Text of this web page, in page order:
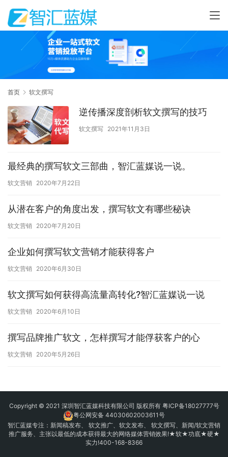
首页 软文撰写
逆传播深度剖析软文撰写的技巧
软文撰写 2021年11月3日
最经典的撰写软文三部曲，智汇蓝媒说一说。
软文营销 2020年7月22日
从潜在客户的角度出发，撰写软文有哪些秘诀
软文营销 2020年7月20日
企业如何撰写软文营销才能获得客户
软文营销 2020年6月30日
软文撰写如何获得高流量高转化?智汇蓝媒说一说
软文营销 2020年6月10日
撰写品牌推广软文，怎样撰写才能俘获客户的心
软文营销 2020年5月26日
Copyright © 2021 深圳智汇蓝媒科技有限公司 版权所有 粤ICP备18027777号
粤公网安备 44030602003611号
智汇蓝媒专注： 新闻稿发布、 软文推广、 软文发布、 软文撰写、新闻/软文营销
推广服务、主张以最低的成本获得最大的网络媒体营销效果!★软★功底★硬★
实力!400-168-8366